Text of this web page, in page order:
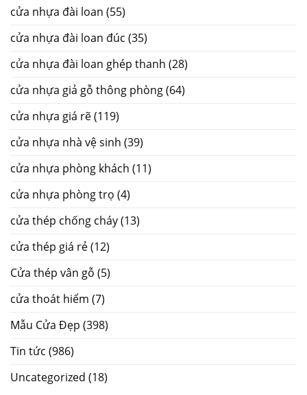
cửa nhựa đài loan (55)
cửa nhựa đài loan đúc (35)
cửa nhựa đài loan ghép thanh (28)
cửa nhựa giả gỗ thông phòng(64)
cửa nhựa giá rẽ(119)
cửa nhựa nhà vệ sinh (39)
cửa nhựa phòng khách (11)
cửa nhựa phòng trọ (4)
cửa thép chống cháy(13)
cửa thép giá rẻ(12)
Cửa thép vân gỗ (5)
cửa thoát hiểm (7)
Mẫu Cửa Đẹp (398)
Tin tức (986)
Uncategorized (18)